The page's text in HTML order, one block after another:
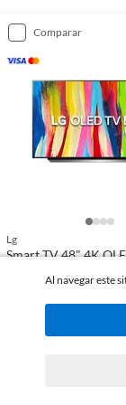
comparar
Lg
Smart TV 48" 4K
(94
USD 1.299 c/u
Al navegar este